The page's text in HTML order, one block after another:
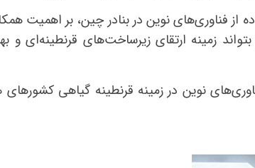
فناوری‌های نوین در بنادر چین، بر اهمیت
زمینه ارتقای زیرساخت‌های قرنطینه‌ای و
نوین در زمینه قرنطینه گیاهی